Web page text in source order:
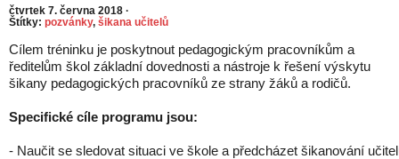
čtvrtek 7. června 2018 ·
Štítky: pozvánky, šikana učitelů
Cílem tréninku je poskytnout pedagogickým pracovníkům a
ředitelům škol základní dovednosti a nástroje k řešení výskytu
šikany pedagogických pracovníků ze strany žáků a rodičů.
Specifické cíle programu jsou:
- Naučit se sledovat situaci ve škole a předcházet šikanování